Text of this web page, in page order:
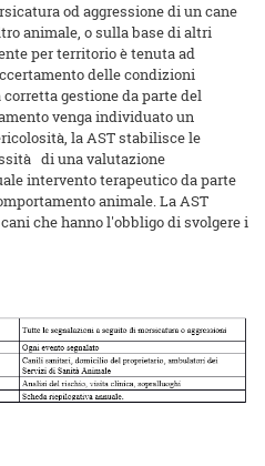
od aggressione di un cane
animale, o sulla base di altri
per territorio è tenuta ad
delle condizioni
gestione da parte del
venga individuato un
la AST stabilisce le
di una valutazione
intervento terapeutico da parte
animale. La AST
che hanno l'obbligo di svolgere i